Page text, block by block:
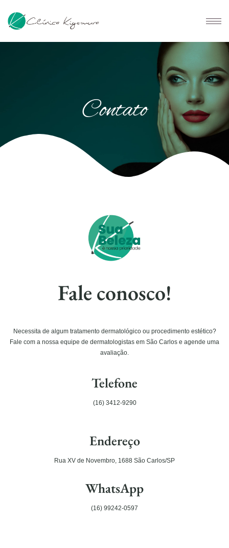
Contato
Fale conosco!
Necessita de algum tratamento dermatológico ou procedimento estético?
Fale com a nossa equipe de dermatologistas em São Carlos e agende uma
avaliação.
Telefone
(16) 3412-9290
Endereço
Rua XV de Novembro, 1688 São Carlos/SP
WhatsApp
(16) 99242-0597